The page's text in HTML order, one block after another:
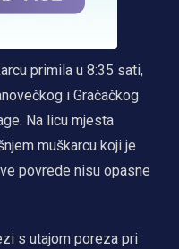
primila u 8:35 sati,
i Gračačkog
Na licu mjesta
muškarcu koji je
povrede nisu opasne
s utajom poreza pri